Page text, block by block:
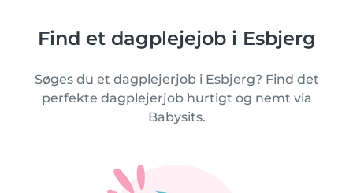
Find et dagplejejob i Esbjerg
Søges du et dagplejerjob i Esbjerg? Find det
perfekte dagplejerjob hurtigt og nemt via
Babysits.